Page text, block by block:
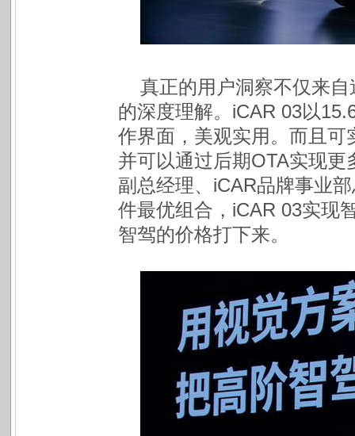
真正的用户洞察不仅来
的深度理解。iCAR 03以
作界面，美观实用。而且
并可以通过后期OTA实现
副总经理、iCAR品牌事业
件最优组合，iCAR 03实现
智驾的价格打下来。